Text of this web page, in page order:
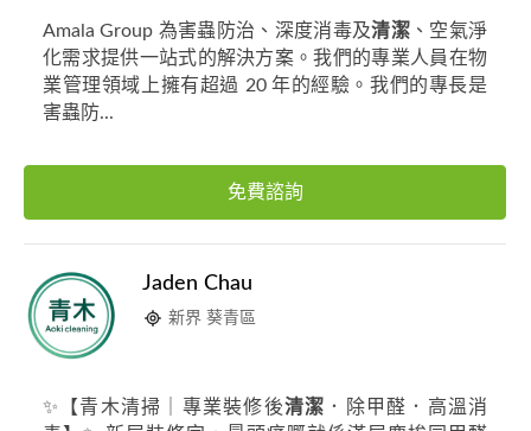
Amala Group 為害蟲防治、深度消毒及清潔 、空氣淨
化需求提供一站式的解決方案。我們的專業人員在物
業管理領域上擁有超過 20 年的經驗。我們的專長是
害蟲防...
免費諮詢
Jaden Chau
新界 葵青區
✨【青木清掃｜專業裝修後清潔 ．除甲醛．高溫消